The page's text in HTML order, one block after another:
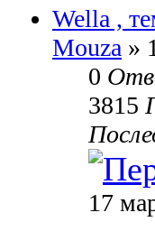
Wella ,
Mouza »
0
3815
17